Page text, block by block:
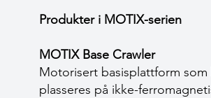
Produkter i MOTIX-serien
MOTIX Base Crawler
Motorisert basisplattform som
plasseres på ikke-